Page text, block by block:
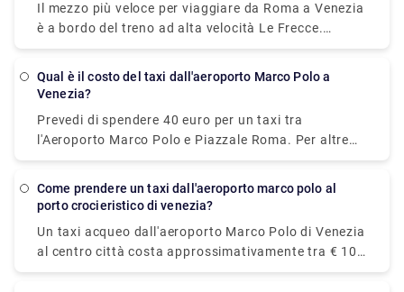
Il mezzo più veloce per viaggiare da Roma a Venezia
è a bordo del treno ad alta velocità Le Frecce.
Questo treno moderno e lussuoso ti porterà a
percorrenza effettivi, controlla il nostro orario.
Qual è il costo del taxi dall'aeroporto Marco Polo a
Venezia?
Prevedi di spendere 40 euro per un taxi tra
l'Aeroporto Marco Polo e Piazzale Roma. Per altre
tariffe, vedere la foto sopra. I componenti aggiuntivi
festivi potrebbero aumentare la tariffa, quindi chiedi
come prendere un taxi dall'aeroporto marco polo al
porto crocieristico di venezia?
Un taxi acqueo dall'aeroporto Marco Polo di Venezia
al centro città costa approssimativamente tra € 105
(US$ 117,60) e € 135 ( US$ 151,20). Il prezzo dalla